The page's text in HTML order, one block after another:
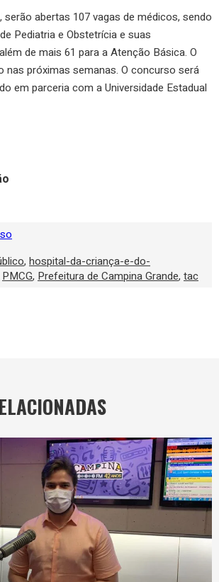
serão abertas 107 vagas de médicos, sendo
Pediatria e Obstetrícia e suas
de mais 61 para a Atenção Básica. O
nas próximas semanas. O concurso será
em parceria com a Universidade Estadual
, hospital-da-criança-e-do-
PMCG, Prefeitura de Campina Grande, tac